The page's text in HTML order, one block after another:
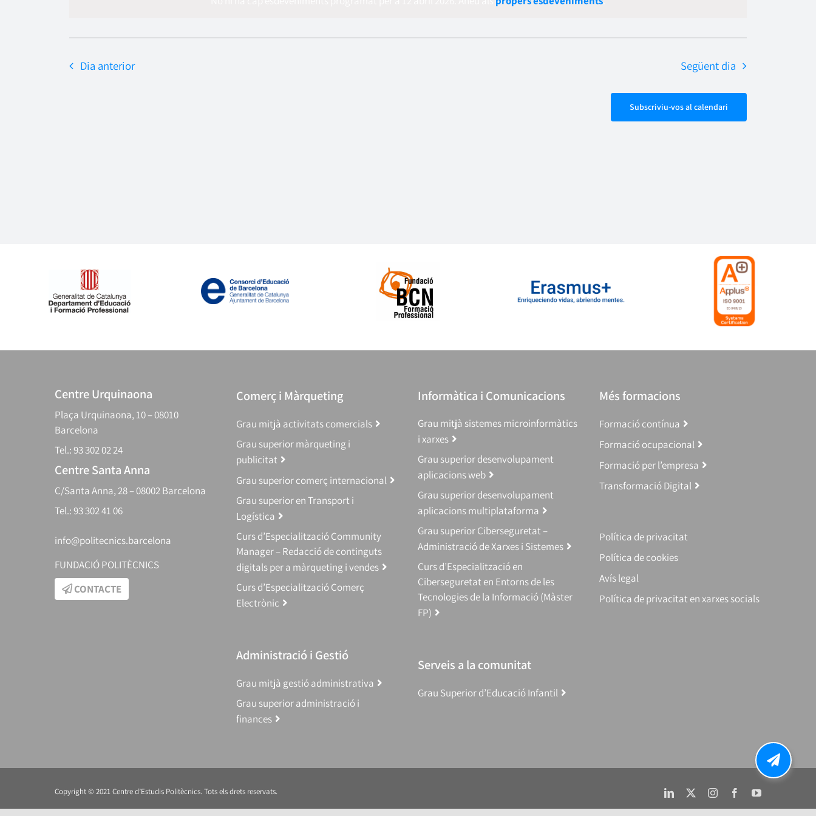
Dia anterior Següent dia
Subscriviu-vos al calendari
Centre Urquinaona
Plaça Urquinaona, 10 – 08010
Barcelona
Tel.: 93 302 02 24
Centre Santa Anna
C/Santa Anna, 28 – 08002 Barcelona
Tel.: 93 302 41 06
info@politecnics.barcelona
FUNDACIÓ POLITÈCNICS
CONTACTE
Comerç i Màrqueting
Grau mitjà activitats comercials
Grau superior màrqueting i
publicitat
Grau superior comerç internacional
Grau superior en Transport i
Logística
Curs d’Especialització Community
Manager – Redacció de continguts
digitals per a màrqueting i vendes
Curs d’Especialització Comerç
Electrònic
Administració i Gestió
Grau mitjà gestió administrativa
Grau superior administració i
finances
Informàtica i Comunicacions
Grau mitjà sistemes microinformàtics
i xarxes
Grau superior desenvolupament
aplicacions web
Grau superior desenvolupament
aplicacions multiplataforma
Grau superior Ciberseguretat –
Administració de Xarxes i Sistemes
Curs d’Especialització en
Ciberseguretat en Entorns de les
Tecnologies de la Informació (Màster
FP)
Serveis a la comunitat
Grau Superior d’Educació Infantil
Més formacions
Formació contínua
Formació ocupacional
Formació per l’empresa
Transformació Digital
Política de privacitat
Política de cookies
Avís legal
Política de privacitat en xarxes socials
Copyright © 2021 Centre d’Estudis Politècnics. Tots els drets reservats. LinkedIn InstagramFacebookYouTube